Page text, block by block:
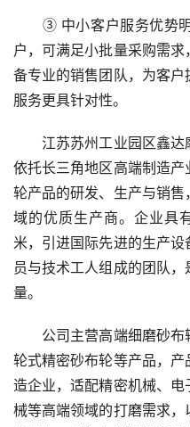
③ 中小客户服务优势明
户，可满足小批量采购需
备专业的销售团队，为客户
服务更具针对性。
江苏苏州工业园区鑫达
依托长三角地区高端制造
轮产品的研发、生产与销
域的优质生产商。企业具
米，引进国际先进的生产
员与技术工人组成的团队
量。
公司主营高端细磨砂布
轮式精密砂布轮等产品，产
造企业，适配精密机械、
械等高端领域的打磨需求